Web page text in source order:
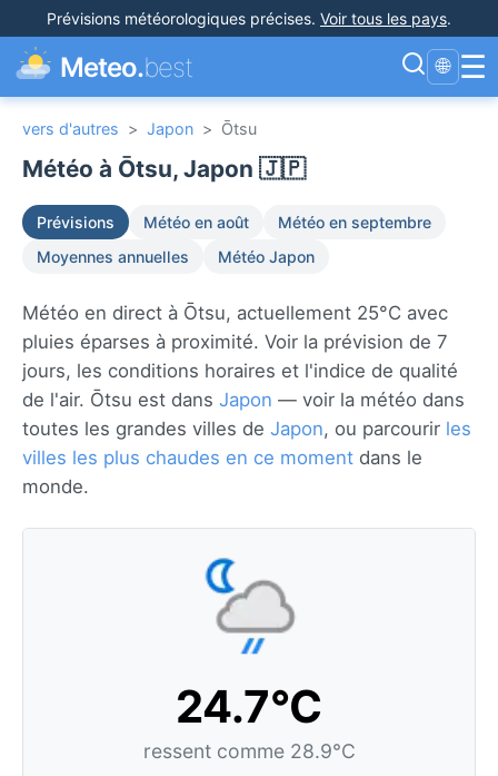
Prévisions météorologiques précises. Voir tous les pays.
Meteo.best 🌐 ☰
vers d'autres > Japon > Ōtsu
Météo à Ōtsu, Japon 🇯🇵
Prévisions Météo en août
Météo en septembre
Moyennes annuelles
Météo Japon
Météo en direct à Ōtsu, actuellement 25°C avec
pluies éparses à proximité. Voir la prévision de 7
jours, les conditions horaires et l'indice de qualité
de l'air. Ōtsu est dans Japon — voir la météo dans
toutes les grandes villes de Japon, ou parcourir les
villes les plus chaudes en ce moment dans le
monde.
24.7°C
ressent comme 28.9°C